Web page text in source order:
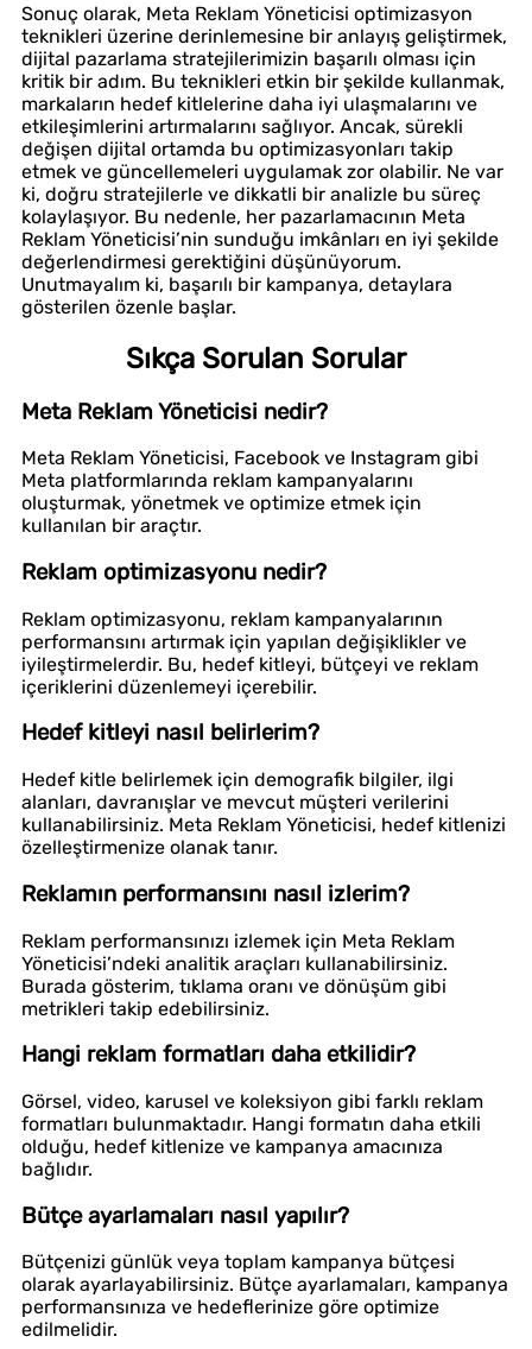
Sonuç olarak, Meta Reklam Yöneticisi optimizasyon
teknikleri üzerine derinlemesine bir anlayış geliştirmek,
dijital pazarlama stratejilerimizin başarılı olması için
kritik bir adım. Bu teknikleri etkin bir şekilde kullanmak,
markaların hedef kitlelerine daha iyi ulaşmalarını ve
etkileşimlerini artırmalarını sağlıyor. Ancak, sürekli
değişen dijital ortamda bu optimizasyonları takip
etmek ve güncellemeleri uygulamak zor olabilir. Ne var
ki, doğru stratejilerle ve dikkatli bir analizle bu süreç
kolaylaşıyor. Bu nedenle, her pazarlamacının Meta
Reklam Yöneticisi’nin sunduğu imkânları en iyi şekilde
değerlendirmesi gerektiğini düşünüyorum.
Unutmayalım ki, başarılı bir kampanya, detaylara
gösterilen özenle başlar.
Sıkça Sorulan Sorular
Meta Reklam Yöneticisi nedir?
Meta Reklam Yöneticisi, Facebook ve Instagram gibi
Meta platformlarında reklam kampanyalarını
oluşturmak, yönetmek ve optimize etmek için
kullanılan bir araçtır.
Reklam optimizasyonu nedir?
Reklam optimizasyonu, reklam kampanyalarının
performansını artırmak için yapılan değişiklikler ve
iyileştirmelerdir. Bu, hedef kitleyi, bütçeyi ve reklam
içeriklerini düzenlemeyi içerebilir.
Hedef kitleyi nasıl belirlerim?
Hedef kitle belirlemek için demografik bilgiler, ilgi
alanları, davranışlar ve mevcut müşteri verilerini
kullanabilirsiniz. Meta Reklam Yöneticisi, hedef kitlenizi
özelleştirmenize olanak tanır.
Reklamın performansını nasıl izlerim?
Reklam performansınızı izlemek için Meta Reklam
Yöneticisi’ndeki analitik araçları kullanabilirsiniz.
Burada gösterim, tıklama oranı ve dönüşüm gibi
metrikleri takip edebilirsiniz.
Hangi reklam formatları daha etkilidir?
Görsel, video, karusel ve koleksiyon gibi farklı reklam
formatları bulunmaktadır. Hangi formatın daha etkili
olduğu, hedef kitlenize ve kampanya amacınıza
bağlıdır.
Bütçe ayarlamaları nasıl yapılır?
Bütçenizi günlük veya toplam kampanya bütçesi
olarak ayarlayabilirsiniz. Bütçe ayarlamaları, kampanya
performansınıza ve hedeflerinize göre optimize
edilmelidir.